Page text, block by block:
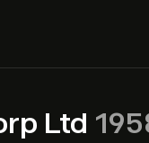
Ltd